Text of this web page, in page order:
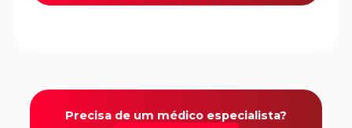
Precisa de um médico especialista?